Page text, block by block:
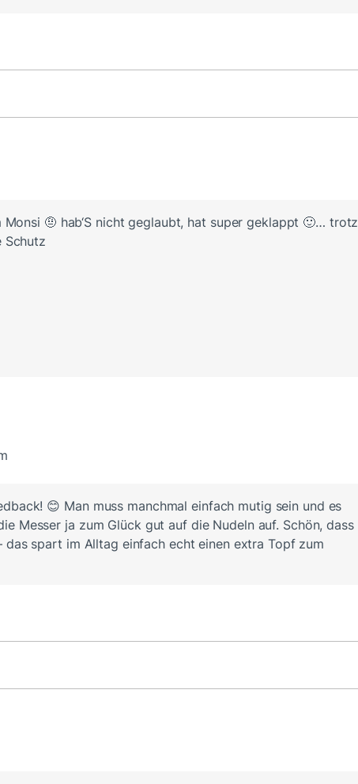
Monsi 🤨 hab‘S nicht geglaubt, hat super geklappt 🙂… trotz
Schutz
😊 Man muss manchmal einfach mutig sein und es
Messer ja zum Glück gut auf die Nudeln auf. Schön, dass
spart im Alltag einfach echt einen extra Topf zum